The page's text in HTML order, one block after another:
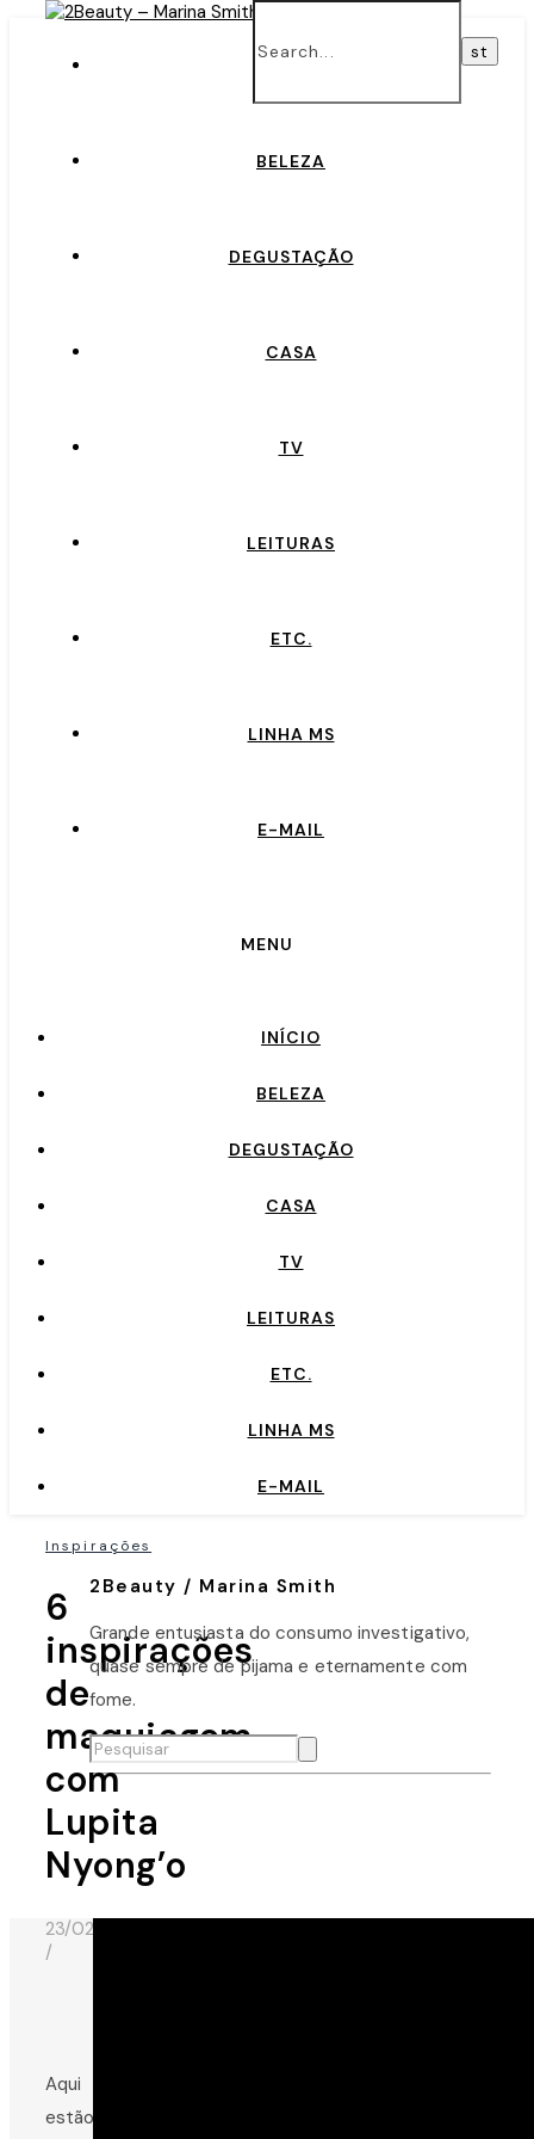
BELEZA
DEGUSTAÇÃO
CASA
TV
LEITURAS
ETC.
LINHA MS
E-MAIL
MENU
INÍCIO
BELEZA
DEGUSTAÇÃO
CASA
TV
LEITURAS
ETC.
LINHA MS
E-MAIL
Inspirações
6
inspirações
de
maquiagem
com
Lupita
Nyong’o
23/02/2018
/
Aqui
estão
2Beauty / Marina Smith
Grande entusiasta do consumo investigativo,
quase sempre de pijama e eternamente com
fome.